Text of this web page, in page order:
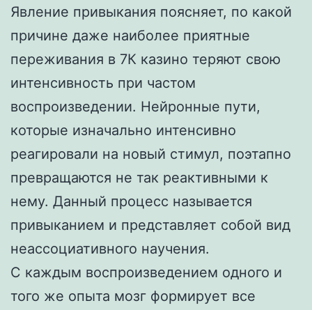
Явление привыкания поясняет, по какой
причине даже наиболее приятные
переживания в 7К казино теряют свою
интенсивность при частом
воспроизведении. Нейронные пути,
которые изначально интенсивно
реагировали на новый стимул, поэтапно
превращаются не так реактивными к
нему. Данный процесс называется
привыканием и представляет собой вид
неассоциативного научения.
С каждым воспроизведением одного и
того же опыта мозг формирует все